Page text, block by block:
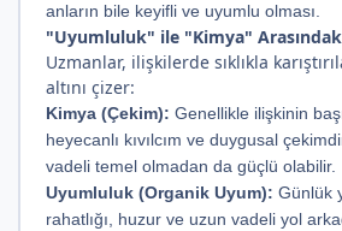
anların bile keyifli ve uyumlu olması.
"Uyumluluk" ile "Kimya"
Uzmanlar, ilişkilerde sıklıkla
altını çizer:
Kimya (Çekim): Genellikle ilişkinin
heyecanlı kıvılcım ve duygusal
vadeli temel olmadan da güçlü olabilir.
Uyumluluk (Organik Uyum): Günlük
rahatlığı, huzur ve uzun vadeli yol